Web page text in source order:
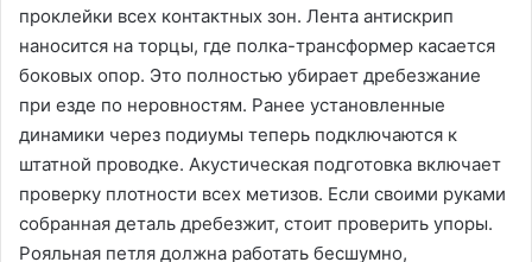
проклейки всех контактных зон. Лента антискрип
наносится на торцы, где полка-трансформер касается
боковых опор. Это полностью убирает дребезжание
при езде по неровностям. Ранее установленные
динамики через подиумы теперь подключаются к
штатной проводке. Акустическая подготовка включает
проверку плотности всех метизов. Если своими руками
собранная деталь дребезжит, стоит проверить упоры.
Рояльная петля должна работать бесшумно,